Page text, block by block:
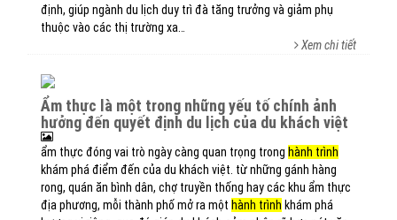
định, giúp ngành du lịch duy trì đà tăng trưởng và giảm phụ
thuộc vào các thị trường xa…
Xem chi tiết
ẩm thực là một trong những yếu tố chính ảnh
hưởng đến quyết định du lịch của du khách việt
ẩm thực đóng vai trò ngày càng quan trọng trong hành trình
khám phá điểm đến của du khách việt. từ những gánh hàng
rong, quán ăn bình dân, chợ truyền thống hay các khu ẩm thực
địa phương, mỗi thành phố mở ra một hành trình khám phá